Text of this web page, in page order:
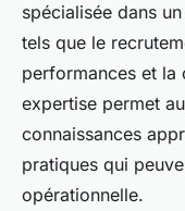
spécialisée dans
tels que le
performances et la
expertise permet
connaissances
pratiques qui
opérationnelle.